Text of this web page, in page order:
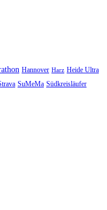
Hannover Harz Heide Ultra
SuMeMa Südkreisläufer